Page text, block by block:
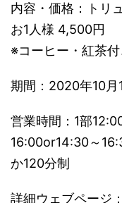
内容・価格：トリ
お1人様 4,500円
※コーヒー・紅茶
期間：2020年10月
営業時間：1部
16:00or14:30～
か120分制
詳細ウェブページ：